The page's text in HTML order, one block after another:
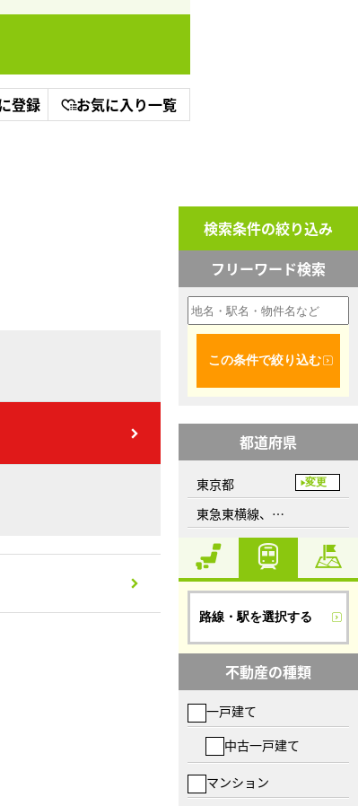
登録 お気に入り一覧
検索条件の絞り込み
フリーワード検索
この条件で絞り込む
都道府県
東京都 変更
東急東横線、代官山駅
路線・駅を選択する
不動産の種類
一戸建て
中古一戸建て
マンション